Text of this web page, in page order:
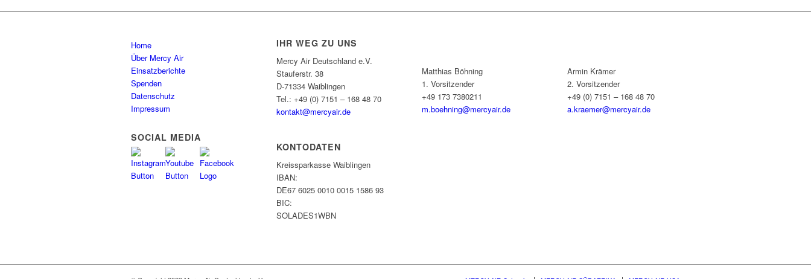
Home
Über Mercy Air
Einsatzberichte
Spenden
Datenschutz
Impressum
SOCIAL MEDIA
IHR WEG ZU UNS
Mercy Air Deutschland e.V.
Stauferstr. 38
D-71334 Waiblingen
Tel.: +49 (0) 7151 – 168 48 70
kontakt@mercyair.de
KONTODATEN
Kreissparkasse Waiblingen
IBAN:
DE67 6025 0010 0015 1586 93
BIC:
SOLADES1WBN
Matthias Böhning
1. Vorsitzender
+49 173 7380211
m.boehning@mercyair.de
Armin Krämer
2. Vorsitzender
+49 (0) 7151 – 168 48 70
a.kraemer@mercyair.de